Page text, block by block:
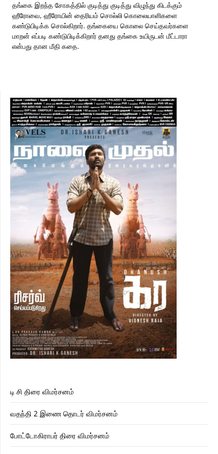
தங்கை இறந்த சோகத்தில் குடித்து குடித்து விழுந்து கிடக்கும்
ஹீரோவை, ஹீரோயின் தைரியம் சொல்லி கொலையாளிகளை
கண்டுபிடிக்க சொல்கிறார். தங்கையை கொலை செய்தவர்களை
மாறன் எப்படி கண்டுபிடிக்கிறார் தனது தங்கை உயிருடன் மீட்டாரா
என்பது தான மீதி கதை.
டி சி திரை விமர்சனம்
வதந்தி 2 இணை தொடர் விமர்சனம்
போட்டோகிராபர் திரை விமர்சனம்